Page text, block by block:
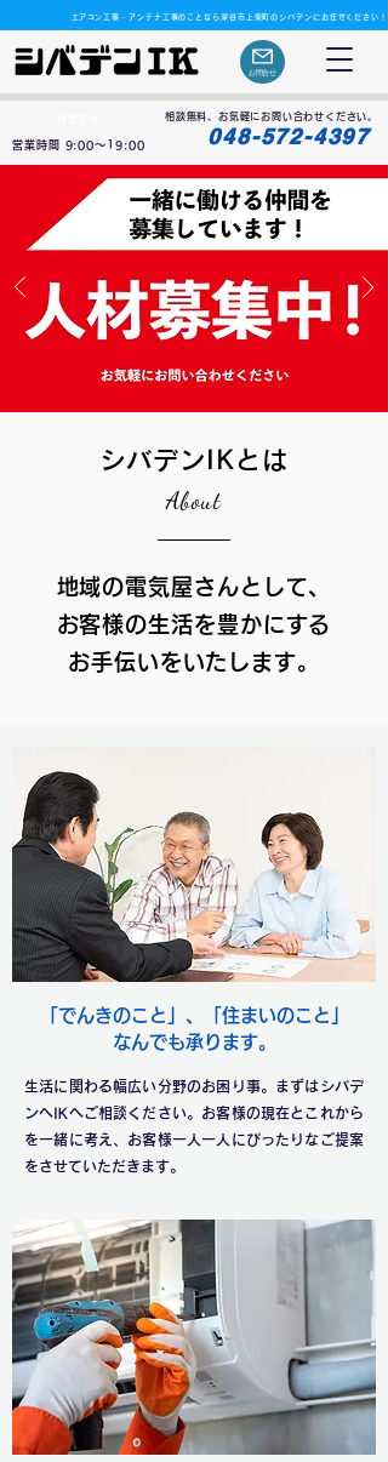
​エアコン工事・アンテナ工事のことなら深谷市上柴町のシバデンにお任せください！
048-572-4397
営業時間 9:00〜19:00
相談無料、お気軽にお問い合わせください。
お問合せ
シバデンIKとは
About
地域の電気屋さんとして、
お客様の生活を豊かにする
お手伝いをいたします。
生活に関わる幅広い分野のお困り事。まずはシバデ
ンへIKへご相談ください。お客様の現在とこれから
を一緒に考え、お客様一人一人にぴったりなご提案
をさせていただきます。​
「でんきのこと」、「住まいのこと」
​なんでも承ります。